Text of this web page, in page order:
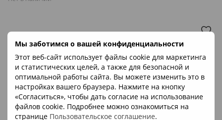
Мы заботимся о вашей конфиденциальности
Этот веб-сайт использует файлы cookie для маркетинга
и статистических целей, а также для безопасной и
оптимальной работы сайта. Вы можете изменить это в
настройках вашего браузера. Нажмите на кнопку
«Согласиться», чтобы дать согласие на использование
файлов cookie. Подробнее можно ознакомиться на
странице Пользовательское соглашение.